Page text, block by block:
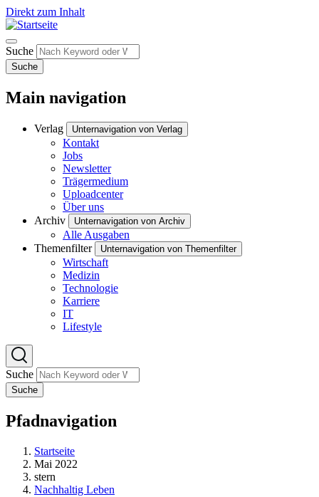
Direkt zum Inhalt
Suche
Suche
Main navigation
Verlag Unternavigation von Verlag
Kontakt
Jobs
Newsletter
Trägermedium
Uploadcenter
Über uns
Archiv
Unternavigation von Archiv
Alle Ausgaben
Themenfilter
Unternavigation von Themenfilter
Wirtschaft
Medizin
Technologie
Karriere
IT
Lifestyle
Suche
Suche
Pfadnavigation
Startseite
Mai 2022
stern
Nachhaltig Leben